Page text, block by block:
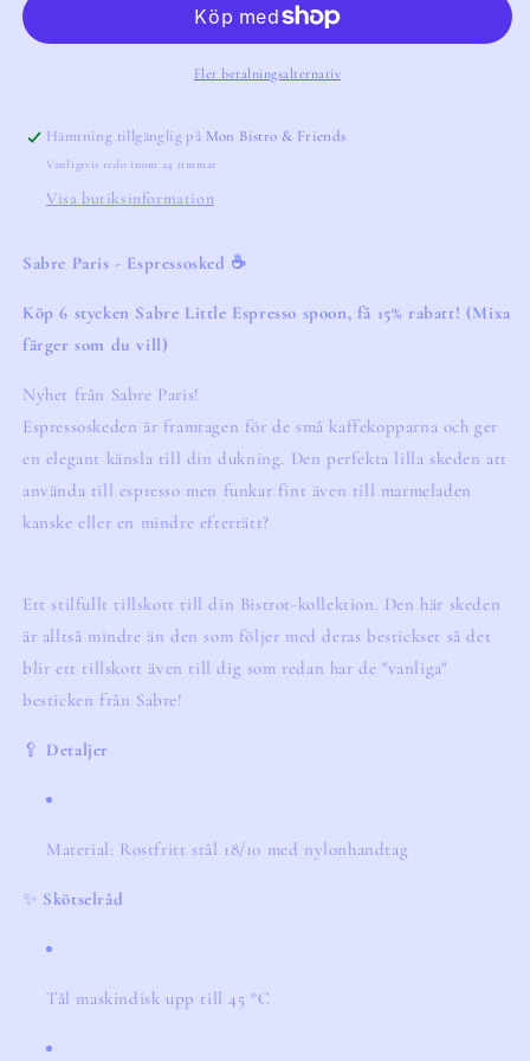
Fler betalningsalternativ
Hämtning tillgänglig på Mon Bistro & Friends
Vanligtvis redo inom 24 timmar
Visa butiksinformation
Sabre Paris - Espressosked ☕️
Köp 6 stycken Sabre Little Espresso spoon, få 15% rabatt! (Mixa
färger som du vill)
Nyhet från Sabre Paris!
Espressoskeden är framtagen för de små kaffekopparna och ger
en elegant känsla till din dukning. Den perfekta lilla skeden att
använda till espresso men funkar fint även till marmeladen
kanske eller en mindre efterrätt?
Ett stilfullt tillskott till din Bistrot-kollektion. Den här skeden
är alltså mindre än den som följer med deras bestickset så det
blir ett tillskott även till dig som redan har de "vanliga"
besticken från Sabre!
🥄 Detaljer
Material: Rostfritt stål 18/10 med nylonhandtag
✨ Skötselråd
Tål maskindisk upp till 45 °C